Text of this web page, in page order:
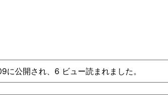
公開され、6 ビュー読まれました。